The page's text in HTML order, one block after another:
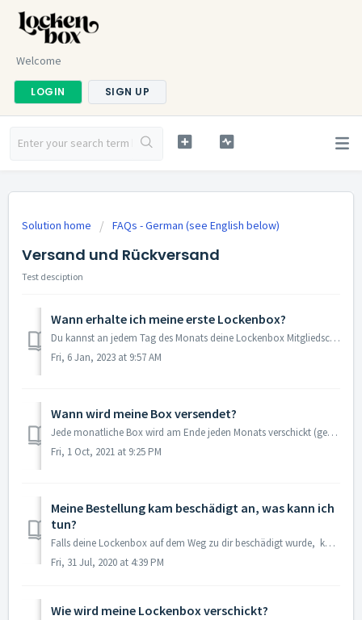
Welcome
LOGIN SIGN UP
Solution home FAQs - German (see English below)
Versand und Rückversand
Test desciption
Wann erhalte ich meine erste Lockenbox?
Du kannst an jedem Tag des Monats deine Lockenbox Mitgliedschaft bestellen. Du erhältst deine erste Box sobald wie möglich zugesendet, in der Regel zwischen...
Fri, 6 Jan, 2023 at 9:57 AM
Wann wird meine Box versendet?
Jede monatliche Box wird am Ende jeden Monats verschickt (gewöhnlich findet der Versand zwischen dem 20.-25. des Monats statt). Am Versandtag bekommst du ei...
Fri, 1 Oct, 2021 at 9:25 PM
Meine Bestellung kam beschädigt an, was kann ich
tun?
Falls deine Lockenbox auf dem Weg zu dir beschädigt wurde, kontaktiere bitte unseren Kundenservice um uns ein Foto des Schadens und eine kurze Erklärung zu...
Fri, 31 Jul, 2020 at 4:39 PM
Wie wird meine Lockenbox verschickt?